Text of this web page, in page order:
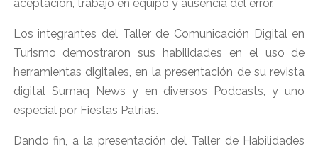
aceptación, trabajo en equipo y ausencia del error.
Los integrantes del Taller de Comunicación Digital en
Turismo demostraron sus habilidades en el uso de
herramientas digitales, en la presentación de su revista
digital Sumaq News y en diversos Podcasts, y uno
especial por Fiestas Patrias.
Dando fin, a la presentación del Taller de Habilidades